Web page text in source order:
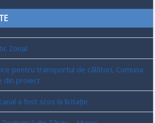
Zonal
pentru transportul de călători, Comuna
din proiect
a fost scos la licitație